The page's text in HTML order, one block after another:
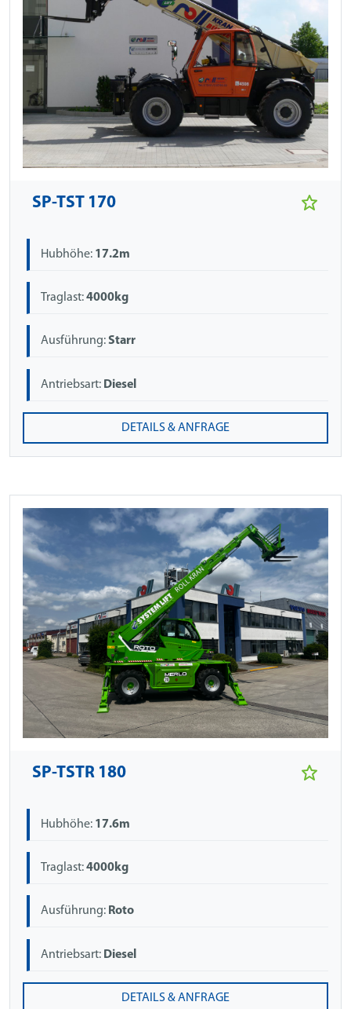
SP-TST 170
Hubhöhe: 17.2m
Traglast:4000kg
Ausführung:Starr
Antriebsart: Diesel
DETAILS & ANFRAGE
SP-TSTR 180
Hubhöhe: 17.6m
Traglast:4000kg
Ausführung: Roto
Antriebsart: Diesel
DETAILS & ANFRAGE